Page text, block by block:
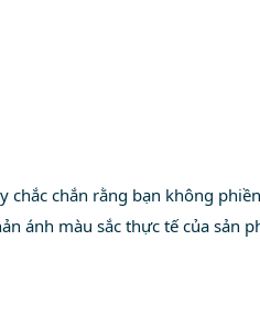
chắn rằng bạn không
ánh màu sắc thực tế của sản